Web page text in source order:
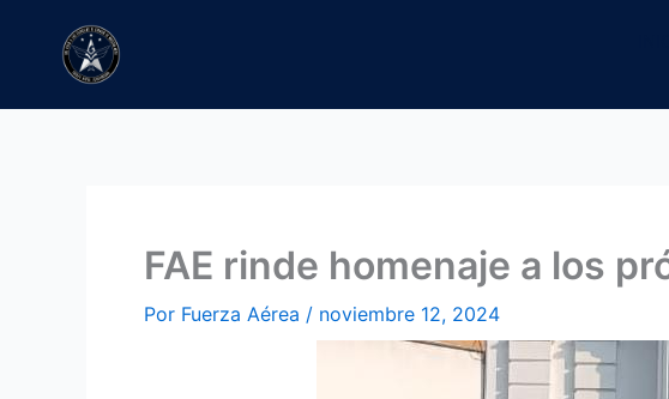
contenido
FAE rinde homenaje a los
Por Fuerza Aérea / noviembre 12, 2024